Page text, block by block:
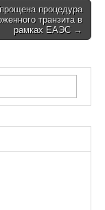
процедура
транзита в
рамках ЕАЭС →